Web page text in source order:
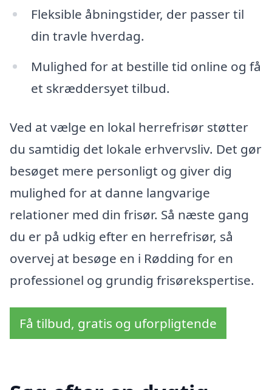
Fleksible åbningstider, der passer til
din travle hverdag.
Mulighed for at bestille tid online og få
et skræddersyet tilbud.
Ved at vælge en lokal herrefrisør støtter
du samtidig det lokale erhvervsliv. Det gør
besøget mere personligt og giver dig
mulighed for at danne langvarige
relationer med din frisør. Så næste gang
du er på udkig efter en herrefrisør, så
overvej at besøge en i Rødding for en
professionel og grundig frisørekspertise.
Få tilbud, gratis og uforpligtende